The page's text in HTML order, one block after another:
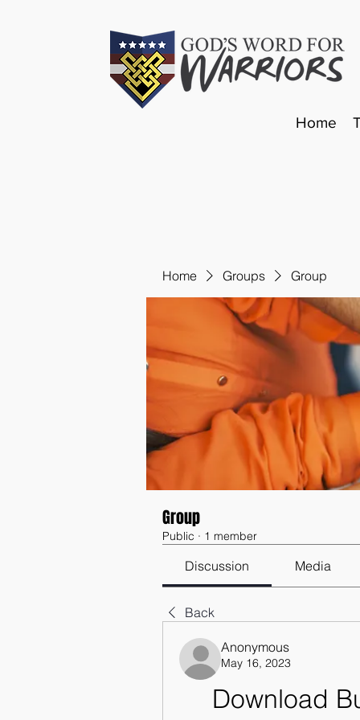
Home
Home Groups Group
Group
Public · 1 member
Discussion Media
Back
Anonymous
May 16, 2023
Download